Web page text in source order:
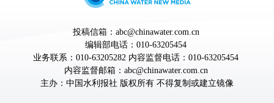
投稿信箱：abc@chinawater.com.cn
编辑部电话：010-63205454
业务联系：010-63205282 内容监督电话：010-63205454
内容监督邮箱：abc@chinawater.com.cn
主办： 中国水利报社 版权所有 不得复制或建立镜像